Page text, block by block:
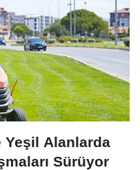
Yeşil Alanlarda
Sürüyor